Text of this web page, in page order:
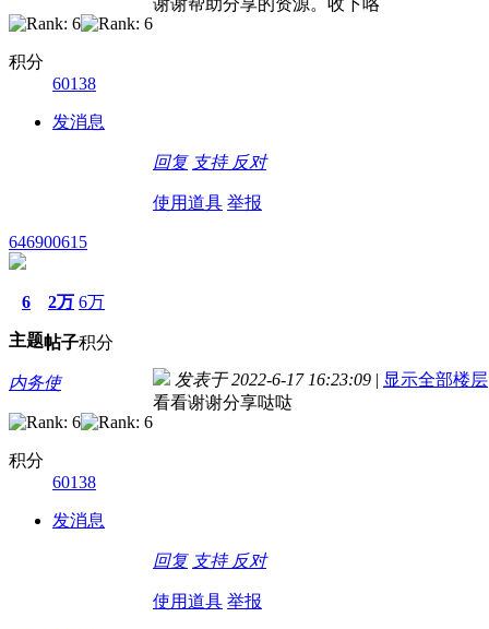
积分
60138
发消息
回复 支持 反对
使用道具 举报
646900615
6
主题
2万
帖子
6万
积分
内务使
积分
60138
发消息
发表于 2022-6-17 16:23:09 | 显示全部楼层
看看谢谢分享哒哒
回复 支持 反对
使用道具 举报